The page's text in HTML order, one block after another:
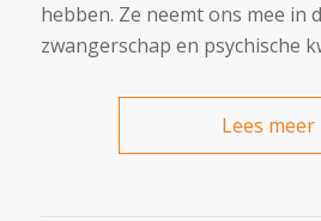
hebben. Ze neemt ons mee in
zwangerschap en psychische
Lees meer